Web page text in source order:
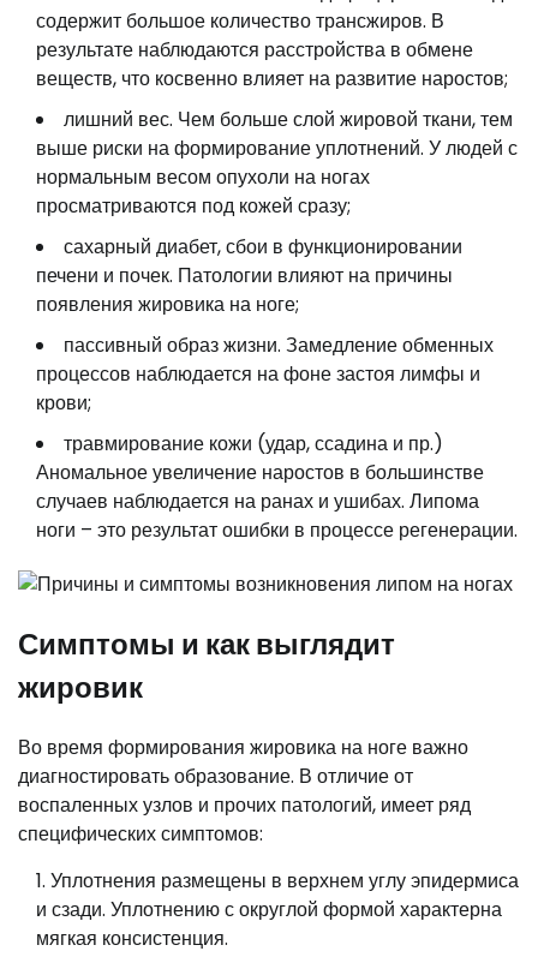
содержит большое количество трансжиров. В
результате наблюдаются расстройства в обмене
веществ, что косвенно влияет на развитие наростов;
лишний вес. Чем больше слой жировой ткани, тем
выше риски на формирование уплотнений. У людей с
нормальным весом опухоли на ногах
просматриваются под кожей сразу;
сахарный диабет, сбои в функционировании
печени и почек. Патологии влияют на причины
появления жировика на ноге;
пассивный образ жизни. Замедление обменных
процессов наблюдается на фоне застоя лимфы и
крови;
травмирование кожи (удар, ссадина и пр.)
Аномальное увеличение наростов в большинстве
случаев наблюдается на ранах и ушибах. Липома
ноги – это результат ошибки в процессе регенерации.
Симптомы и как выглядит
жировик
Во время формирования жировика на ноге важно
диагностировать образование. В отличие от
воспаленных узлов и прочих патологий, имеет ряд
специфических симптомов:
Уплотнения размещены в верхнем углу эпидермиса
и сзади. Уплотнению с округлой формой характерна
мягкая консистенция.